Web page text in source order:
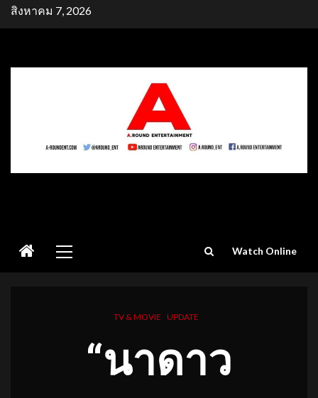
Skipสิงหาคม 7, 2026
Menu
Watch Online
TV & MOVIE UPDATE
“นาดาว